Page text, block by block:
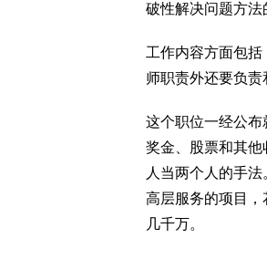
破性解决问题方法
工作内容方面包
师职责外还要负责
这个职位一经公
奖金、股票和其
人当两个人的手
高层服务的项目
几千万。